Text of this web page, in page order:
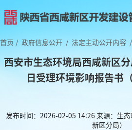
首页 / 政府信息公开 / 法定主动公开内容 /
西安市生态环境局西咸新区
日受理环境影响报告书
发布时间：2026-02-05 14:26来源：生
新区分局）